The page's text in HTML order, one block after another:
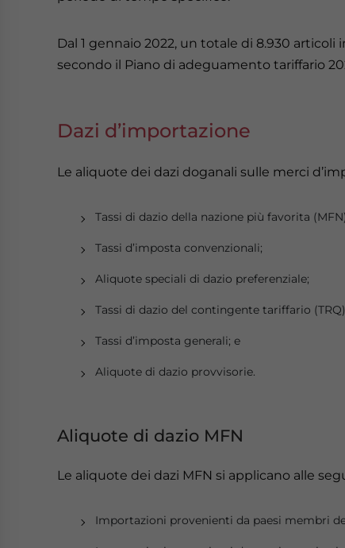
Dal 1 gennaio 2022, un totale di 8.930
secondo il Piano di adeguamento tariffario
Dazi d’importazione
Le aliquote dei dazi doganali sulle merci
Tassi di dazio della nazione più favorita
Tassi d’imposta convenzionali;
Aliquote speciali di dazio preferenziale;
Tassi di dazio del contingente tariffario
Tassi d’imposta generali; e
Aliquote di dazio provvisorie.
Aliquote di dazio MFN
Le aliquote dei dazi MFN si applicano alle
Importazioni provenienti da paesi membri